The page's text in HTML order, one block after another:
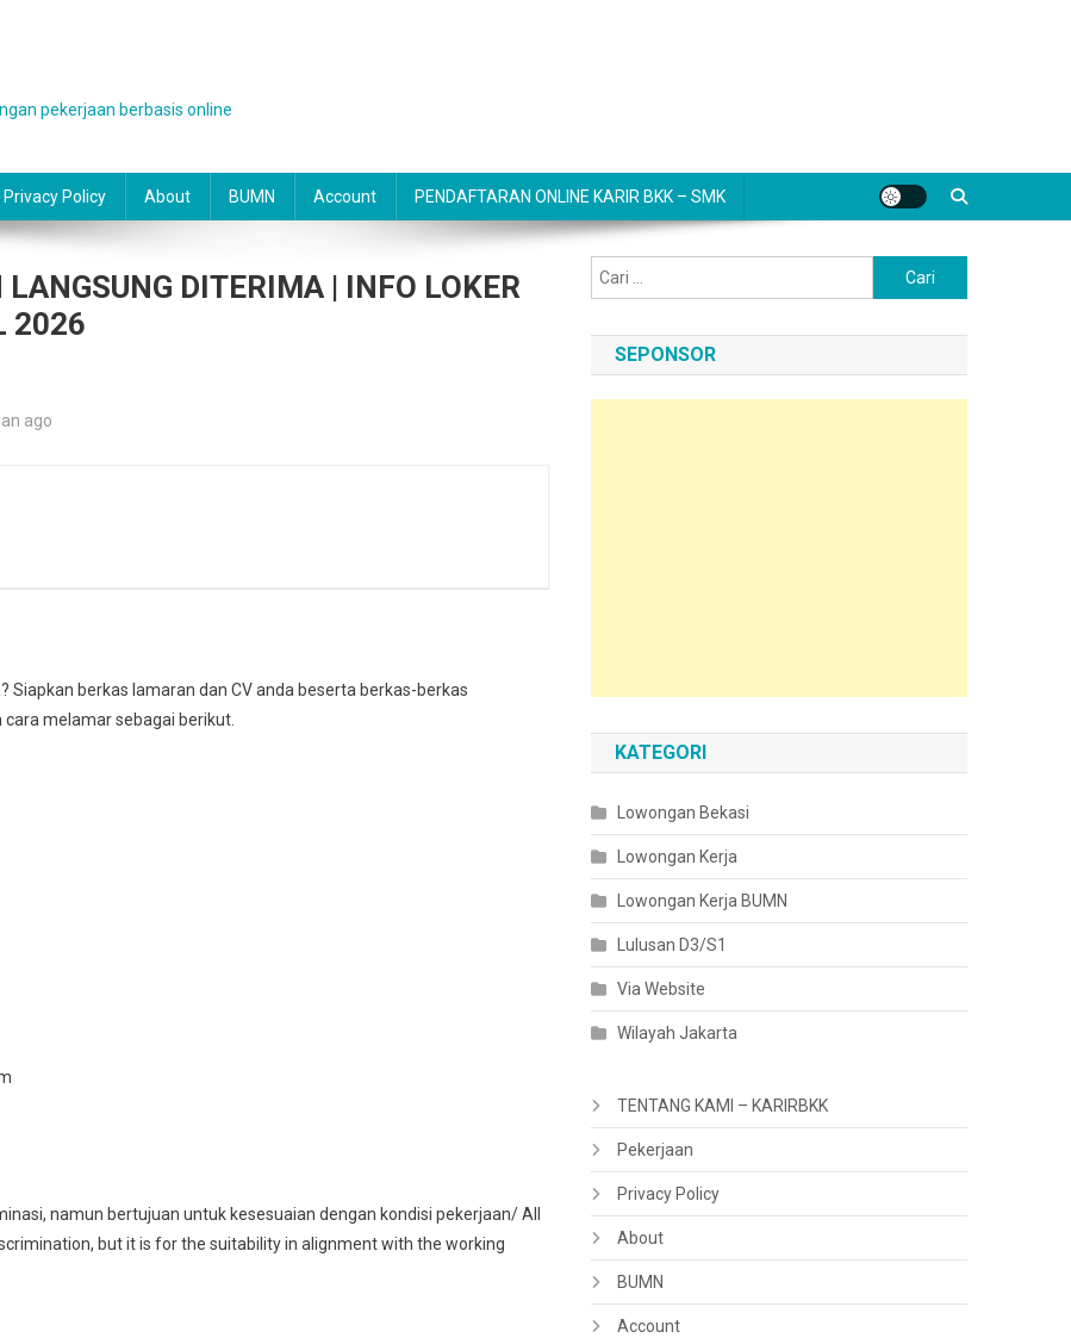
pekerjaan berbasis online
Privacy Policy About BUMN Account PENDAFTARAN ONLINE KARIR BKK – SMK
DITERIMA | INFO LOKER
2026
ago
Siapkan berkas lamaran dan CV anda beserta berkas-berkas
melamar sebagai berikut.
namun bertujuan untuk kesesuaian dengan kondisi pekerjaan/ All
but it is for the suitability in alignment with the working
untuk:
SEPONSOR
KATEGORI
Lowongan Bekasi
Lowongan Kerja
Lowongan Kerja BUMN
Lulusan D3/S1
Via Website
Wilayah Jakarta
TENTANG KAMI – KARIRBKK
Pekerjaan
Privacy Policy
About
BUMN
Account